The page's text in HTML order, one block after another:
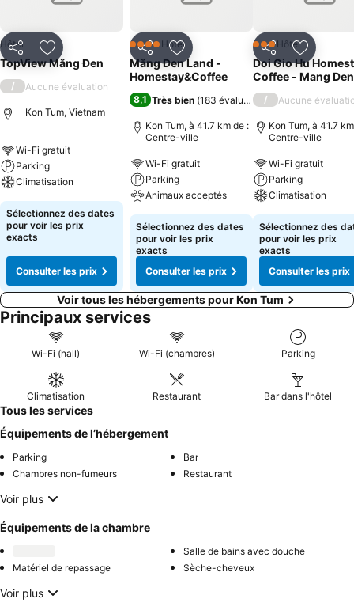
PartagerAjouter à mes favoris
Hôtel
TopView Măng Đen
/ Aucune évaluation
Kon Tum, Vietnam
Wi-Fi gratuit
Parking
Climatisation
Sélectionnez des dates
pour voir les prix
exacts
Consulter les prix
PartagerAjouter à mes favoris
4 ÉtoilesHôtel
Măng Đen Land -
Homestay&Coffee
8,1 Très bien (183 évaluations
Kon Tum, à 41.7 km de :
Centre-ville
Wi-Fi gratuit
Parking
Animaux acceptés
Sélectionnez des dates
pour voir les prix
exacts
Consulter les prix
PartagerAjouter
3 ÉtoilesHôtel
Doi Gio Hu
Coffee - Mang Den
/ Aucune
Kon Tum, à 41.7
Centre-ville
Wi-Fi gratuit
Parking
Climatisation
Sélectionnez des
pour voir les prix
exacts
Consulter les prix
Voir tous les hébergements pour Kon Tum
Principaux services
Wi-Fi (hall) Wi-Fi (chambres) Parking
Climatisation Restaurant Bar dans l'hôtel
Tous les services
Équipements de l’hébergement
Parking
Bar
Chambres non-fumeurs
Restaurant
Voir plus
Équipements de la chambre
Salle de bains avec douche
Matériel de repassage
Sèche-cheveux
Voir plus